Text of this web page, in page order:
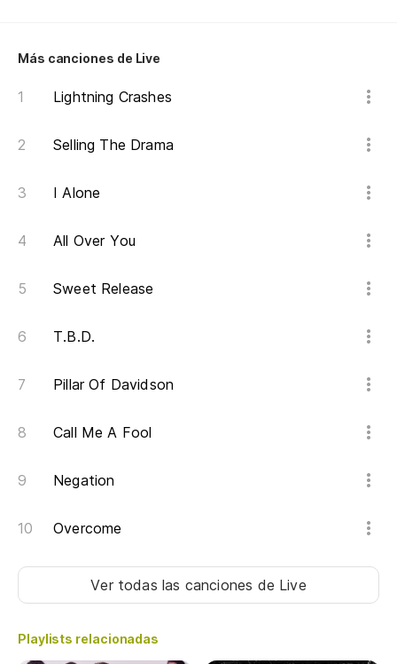
Más canciones de Live
Lightning Crashes
Selling The Drama
I Alone
All Over You
Sweet Release
T.B.D.
Pillar Of Davidson
Call Me A Fool
Negation
Overcome
Ver todas las canciones de Live
Playlists relacionadas